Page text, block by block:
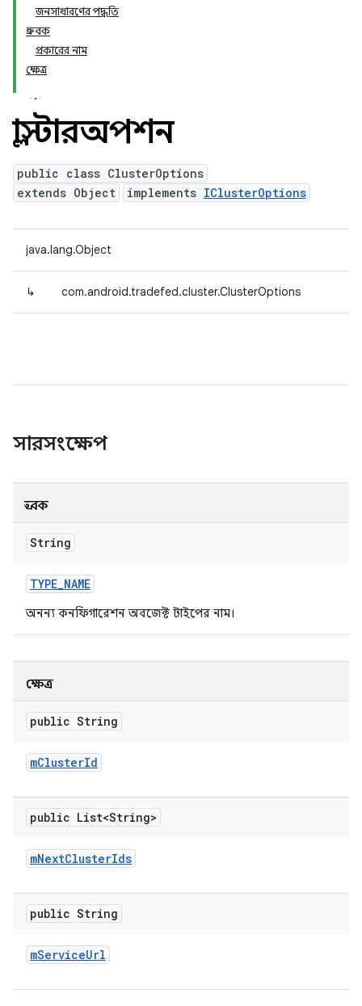
জনসাধারণের পদ্ধতি
ধ্রুবক
প্রকারের নাম
ক্ষেত্র
ক্লাস্টারঅপশন
public class ClusterOptions
extends Object
implements IClusterOptions
java.lang.Object
↳ com.android.tradefed.cluster.ClusterOptions
সারসংক্ষেপ
ধ্রুবক
String
TYPE_NAME
অনন্য কনফিগারেশন অবজেক্ট টাইপের নাম।
ক্ষেত্র
public String
mClusterId
public List<String>
mNextClusterIds
public String
mServiceUrl